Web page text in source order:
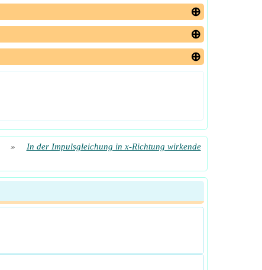
»
In der Impulsgleichung in x-Richtung wirkende